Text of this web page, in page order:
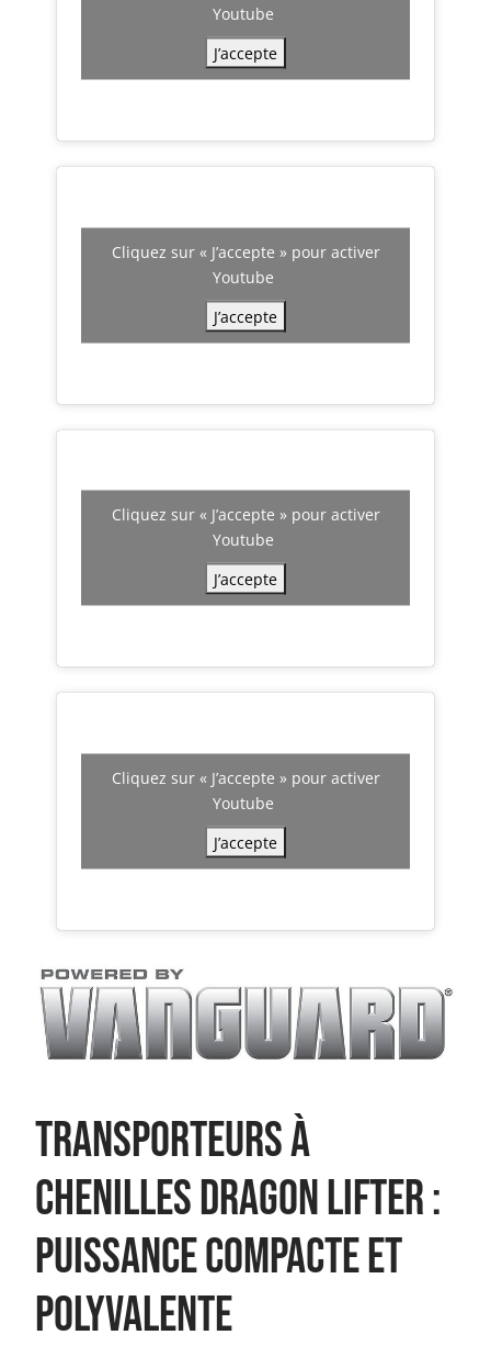
Youtube
J’accepte
Cliquez sur « J’accepte » pour activer
Youtube
J’accepte
Cliquez sur « J’accepte » pour activer
Youtube
J’accepte
Cliquez sur « J’accepte » pour activer
Youtube
J’accepte
Transporteurs à
chenilles DRAGON LIFTER :
puissance compacte et
polyvalente